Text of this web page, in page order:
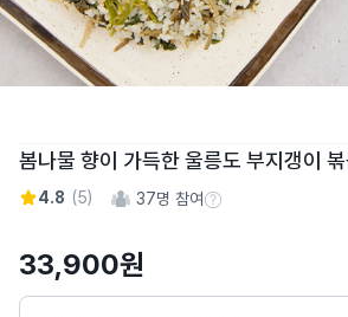
어
스
리
봄나물 향이 가득한 울릉도 부지갱이
4.8 (5) 37명 참여참여 수 정보
33,900원